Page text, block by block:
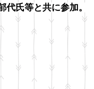
氏等と共に参加。